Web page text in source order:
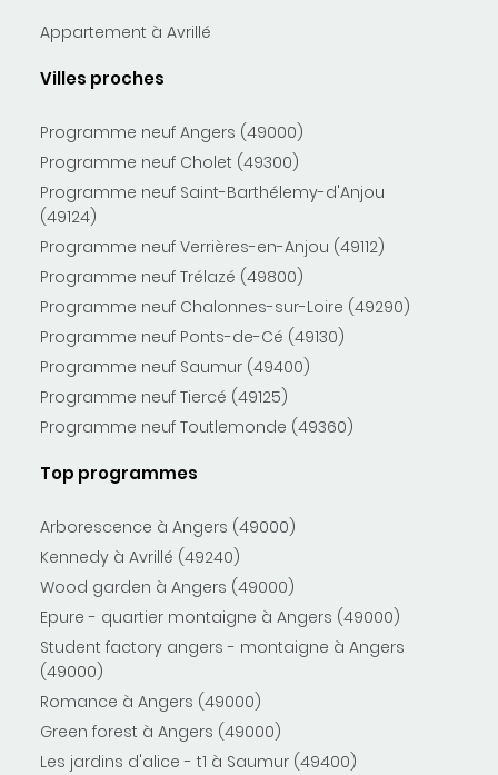
Appartement à Avrillé
Villes proches
Programme neuf Angers (49000)
Programme neuf Cholet (49300)
Programme neuf Saint-Barthélemy-d'Anjou
(49124)
Programme neuf Verrières-en-Anjou (49112)
Programme neuf Trélazé (49800)
Programme neuf Chalonnes-sur-Loire (49290)
Programme neuf Ponts-de-Cé (49130)
Programme neuf Saumur (49400)
Programme neuf Tiercé (49125)
Programme neuf Toutlemonde (49360)
Top programmes
Arborescence à Angers (49000)
Kennedy à Avrillé (49240)
Wood garden à Angers (49000)
Epure - quartier montaigne à Angers (49000)
Student factory angers - montaigne à Angers
(49000)
Romance à Angers (49000)
Green forest à Angers (49000)
Les jardins d'alice - t1 à Saumur (49400)